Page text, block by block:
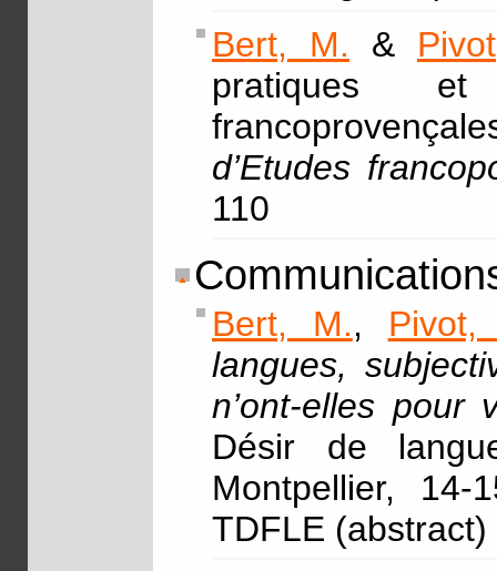
Bert, M. &
pratiques
d’Etudes
110
Bert, M., Pivot,
langues,
n’ont-elles pour
Désir de
Montpellier,
TDFLE (abstract)